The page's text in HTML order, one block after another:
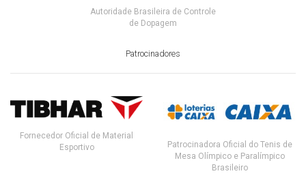
Autoridade Brasileira de Controle
de Dopagem
Patrocinadores
Fornecedor Oficial de Material
Esportivo
Patrocinadora Oficial do Tenis de
Mesa Olímpico e Paralímpico
Brasileiro